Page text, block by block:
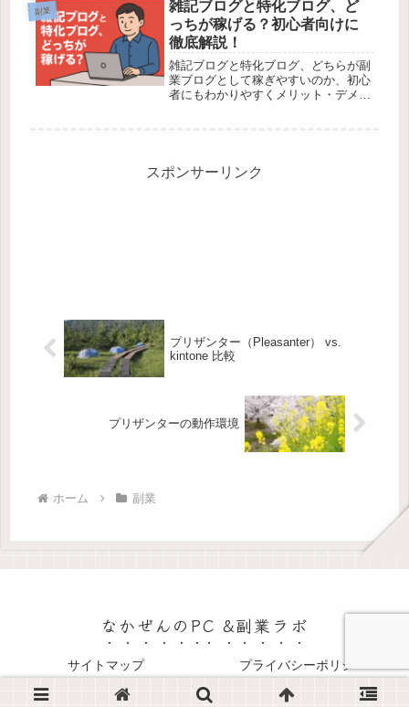
副業
雑記ブログと特化ブログ、ど
っちが稼げる？初心者向けに
徹底解説！
雑記ブログと特化ブログ、どちらが副
業ブログとして稼ぎやすいのか、初心
者にもわかりやすくメリット・デメリ
スポンサーリンク
プリザンター（Pleasanter） vs.
kintone 比較
プリザンターの動作環境
ホーム 副業
なかぜんのPC &副業ラボ
サイトマップ プライバシーポリシー
© 2025 なかぜんのPC &副業ラボ.